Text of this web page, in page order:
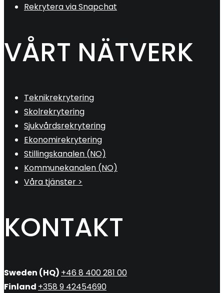
Rekrytera via Snapchat
VÅRT NÄTVERK
Teknikrekrytering
Skolrekrytering
Sjukvårdsrekrytering
Ekonomirekrytering
Stillingskanalen (NO)
Kommunekanalen (NO)
Våra tjänster >
KONTAKT
Sweden (HQ) +46 8 400 281 00
Finland +358 9 42454690